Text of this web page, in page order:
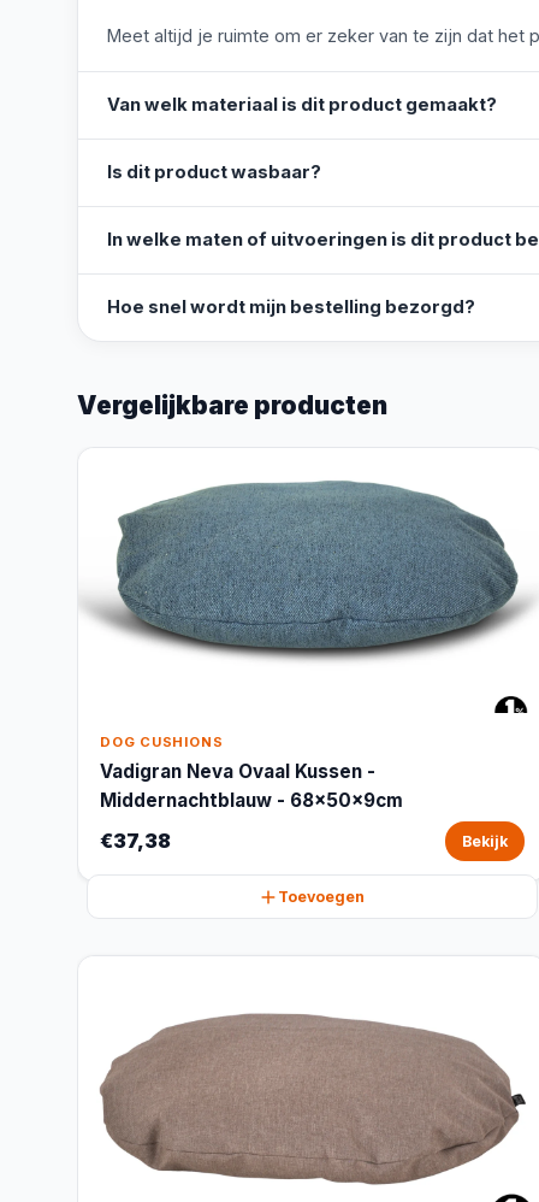
Meet altijd je ruimte om er zeker van te zijn dat het
Van welk materiaal is dit product gemaakt?
Is dit product wasbaar?
In welke maten of uitvoeringen is dit product
Hoe snel wordt mijn bestelling bezorgd?
Vergelijkbare producten
DOG CUSHIONS
Vadigran Neva Ovaal Kussen -
Middernachtblauw - 68x50x9cm
€37,38 Bekijk
Toevoegen